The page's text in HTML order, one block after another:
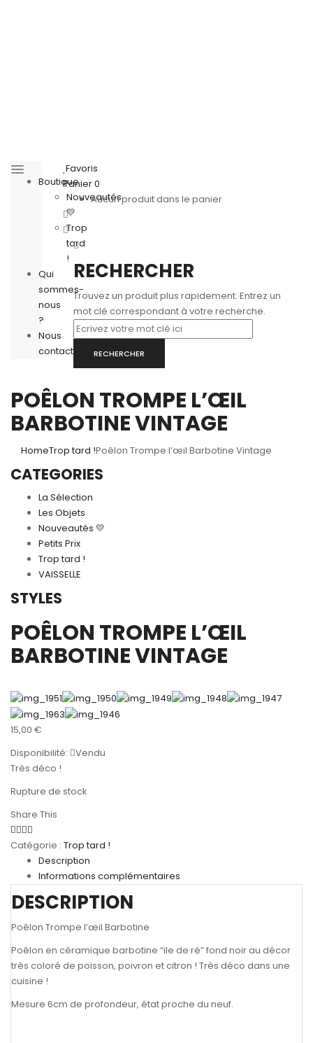
Boutique
Nouveautés
💛
Trop
tard
!
Qui
sommes-
nous
?
Nous
contacter
Favoris
Panier0
Aucun produit dans le panier
RECHERCHER
Trouvez un produit plus rapidement. Entrez un
mot clé correspondant à votre recherche.
RECHERCHER
POÊLON TROMPE L’ŒIL
BARBOTINE VINTAGE
HomeTrop tard !Poêlon Trompe l’œil Barbotine Vintage
CATEGORIES
La Sélection
Les Objets
Nouveautés 💛
Petits Prix
Trop tard !
VAISSELLE
STYLES
POÊLON TROMPE L’ŒIL
BARBOTINE VINTAGE
15,00 €
Disponibilité:
Vendu
Très déco !
Rupture de stock
Share This
Catégorie : Trop tard !
Description
Informations complémentaires
DESCRIPTION
Poêlon Trompe l’œil Barbotine
Poêlon en céramique barbotine “ile de ré” fond noir au décor
très coloré de poisson, poivron et citron ! Très déco dans une
cuisine !
Mesure 6cm de profondeur, état proche du neuf.